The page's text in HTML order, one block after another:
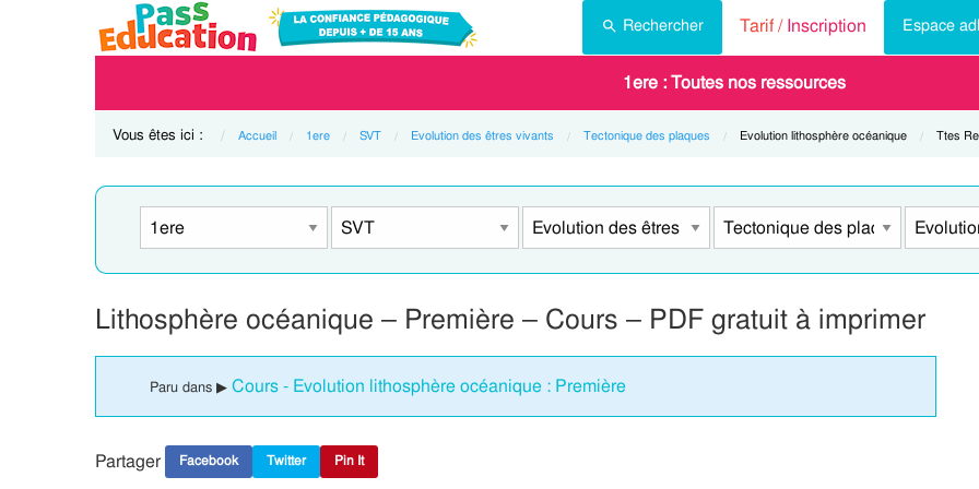
Rechercher Tarif /Inscription Espace
1ere : Toutes nos ressources
Vous êtes ici : Accueil 1ere SVT Evolution des êtres vivants Tectonique des plaques Current:
Evolution lithosphère océanique Current:
Ttes
Lithosphère océanique – Première – Cours – PDF gratuit à imprimer
Paru dans ▶ Cours - Evolution lithosphère océanique : Première
Partager Facebook Twitter Pin It